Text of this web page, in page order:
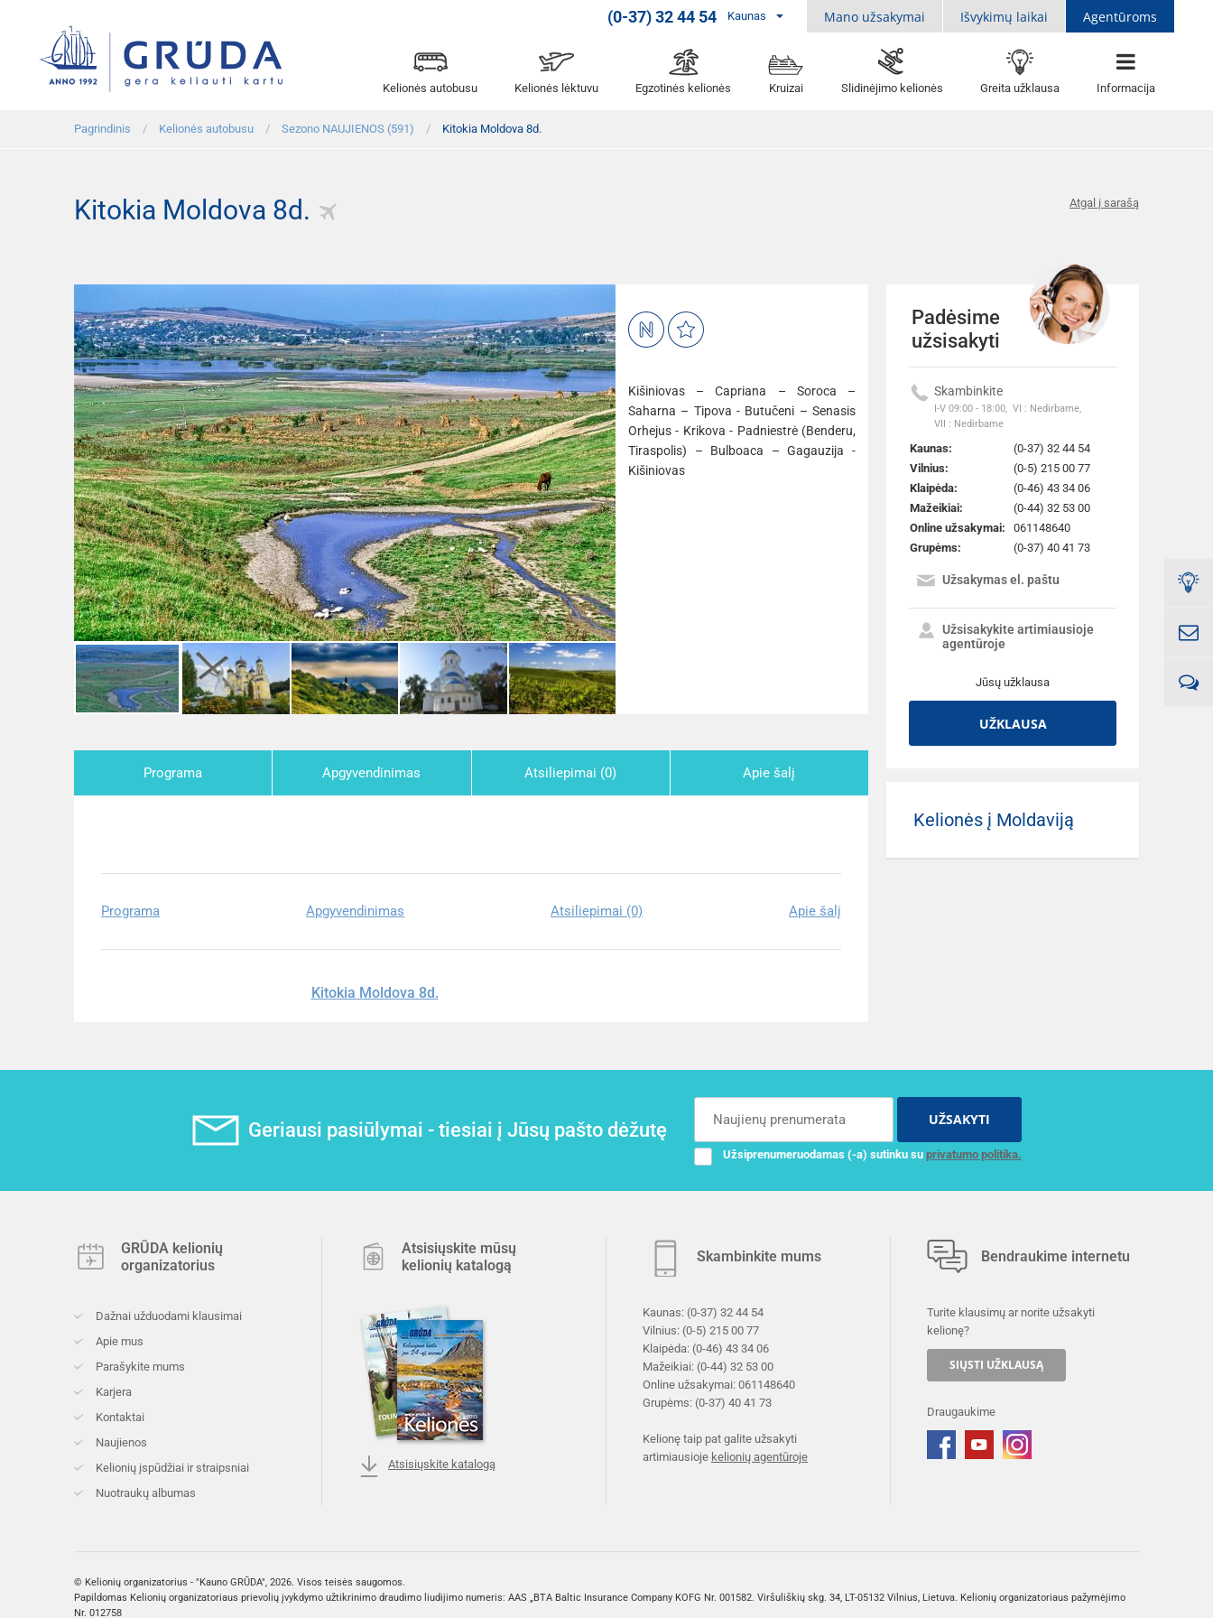
(0-37) 32 44 54 Kaunas Mano užsakymai Išvykimų laikai Agentūroms
Kelionės autobusu Kelionės lėktuvu Egzotinės kelionės Kruizai Slidinėjimo kelionės Greita užklausa Informacija
Pagrindinis Kelionės autobusu Sezono NAUJIENOS (591) Kitokia Moldova 8d.
Atgal į sarašą
Kitokia Moldova 8d.
Kišiniovas – Capriana – Soroca –
Saharna – Tipova - Butučeni – Senasis
Orhejus - Krikova - Padniestrė (Benderu,
Tiraspolis) – Bulboaca – Gagauzija -
Kišiniovas
Programa Apgyvendinimas Atsiliepimai (0) Apie šalį
Programa Apgyvendinimas Atsiliepimai (0) Apie šalį
Kitokia Moldova 8d.
Padėsime
užsisakyti
Skambinkite
I-V 09:00 - 18:00, VI : Nedirbame,
VII : Nedirbame
Kaunas:
(0-37) 32 44 54
Vilnius:
(0-5) 215 00 77
Klaipėda:
(0-46) 43 34 06
Mažeikiai:
(0-44) 32 53 00
Online užsakymai:
061148640
Grupėms:
(0-37) 40 41 73
Užsakymas el. paštu
Užsisakykite artimiausioje
agentūroje
Jūsų užklausa
UŽKLAUSA
Kelionės į Moldaviją
Geriausi pasiūlymai - tiesiai į Jūsų pašto dėžutę UŽSAKYTI
Užsiprenumeruodamas (-a) sutinku su privatumo politika.
GRŪDA kelionių
organizatorius
Dažnai užduodami klausimai
Apie mus
Parašykite mums
Karjera
Kontaktai
Naujienos
Kelionių įspūdžiai ir straipsniai
Nuotraukų albumas
Atsisiųskite mūsų
kelionių katalogą
Atsisiųskite katalogą
Skambinkite mums
Kaunas: (0-37) 32 44 54
Vilnius: (0-5) 215 00 77
Klaipėda: (0-46) 43 34 06
Mažeikiai: (0-44) 32 53 00
Online užsakymai: 061148640
Grupėms: (0-37) 40 41 73
Kelionę taip pat galite užsakyti
artimiausioje kelionių agentūroje
Bendraukime internetu
Turite klausimų ar norite užsakyti
kelionę?
SIŲSTI UŽKLAUSĄ
Draugaukime
© Kelionių organizatorius - "Kauno GRŪDA", 2026. Visos teisės saugomos.
Papildomas Kelionių organizatoriaus prievolių įvykdymo užtikrinimo draudimo liudijimo numeris: AAS „BTA Baltic Insurance Company KOFG Nr. 001582. Viršuliškių skg. 34, LT-05132 Vilnius, Lietuva. Kelionių organizatoriaus pažymėjimo
Nr. 012758